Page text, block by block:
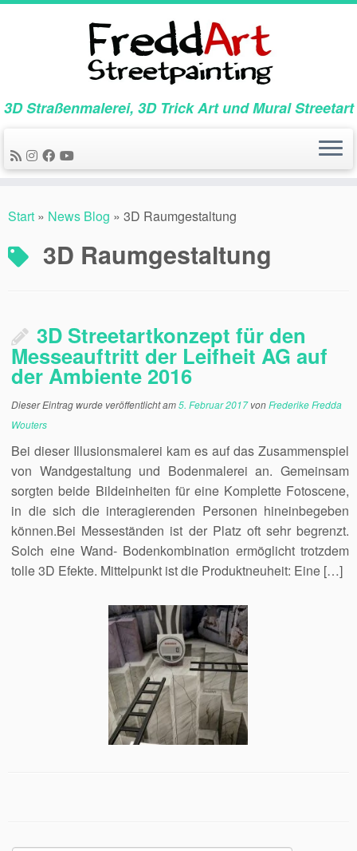
Zum
3D Straßenmalerei, 3D Trick Art und Mural Streetart
Start » News Blog » 3D Raumgestaltung
3D Raumgestaltung
3D Streetartkonzept für den
Messeauftritt der Leifheit AG auf
der Ambiente 2016
Dieser Eintrag wurde veröffentlicht am5. Februar 2017 vonFrederike Fredda
Wouters
Bei dieser Illusionsmalerei kam es auf das Zusammenspiel
von Wandgestaltung und Bodenmalerei an. Gemeinsam
sorgten beide Bildeinheiten für eine Komplette Fotoscene,
in die sich die interagierenden Personen hineinbegeben
können.Bei Messeständen ist der Platz oft sehr begrenzt.
Solch eine Wand- Bodenkombination ermöglicht trotzdem
tolle 3D Efekte. Mittelpunkt ist die Produktneuheit: Eine […]